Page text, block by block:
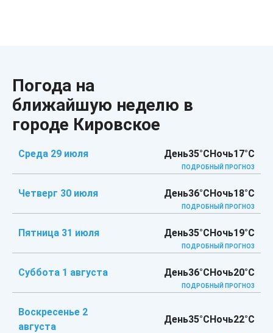
Погода на
ближайшую неделю в
городе Кировское
Среда 29 июля День35°CНочь17°C
ПОДРОБНЫЙ ПРОГНОЗ
Четверг 30 июля День36°CНочь18°C
ПОДРОБНЫЙ ПРОГНОЗ
Пятница 31 июля День35°CНочь19°C
ПОДРОБНЫЙ ПРОГНОЗ
Суббота 1 августа День36°CНочь20°C
ПОДРОБНЫЙ ПРОГНОЗ
Воскресенье 2
августа
День35°CНочь22°C